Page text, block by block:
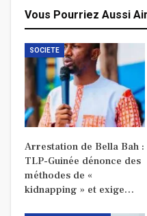
Vous Pourriez Aussi
SOCIETE
Arrestation de Bella Bah :
TLP-Guinée dénonce des
méthodes de «
kidnapping » et exige…